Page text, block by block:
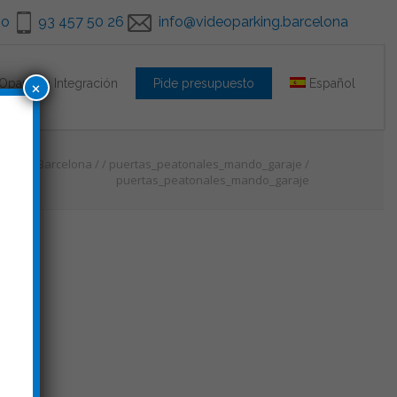
93 457 50 26 info@videoparking.barcelona
Integración Pide presupuesto Español
Barcelona / / puertas_peatonales_mando_garaje /
puertas_peatonales_mando_garaje
×